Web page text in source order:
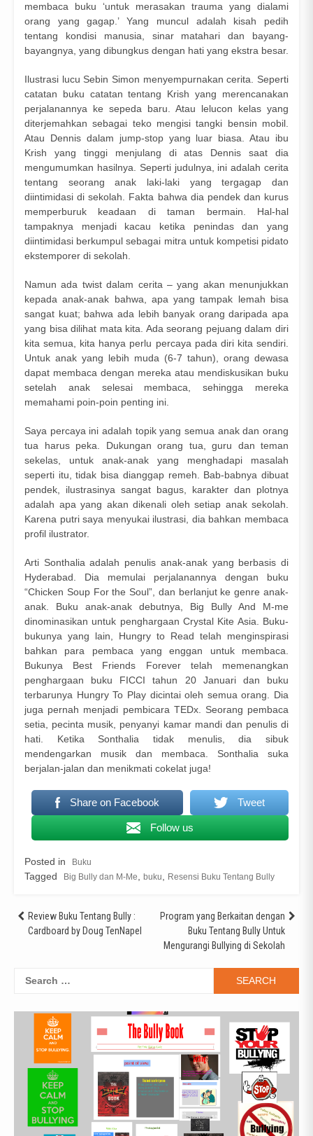
membaca buku ‘untuk merasakan trauma yang dialami
orang yang gagap.’ Yang muncul adalah kisah pedih
tentang kondisi manusia, sinar matahari dan bayang-
bayangnya, yang dibungkus dengan hati yang ekstra besar.
Ilustrasi lucu Sebin Simon menyempurnakan cerita. Seperti
catatan buku catatan tentang Krish yang merencanakan
perjalanannya ke sepeda baru. Atau lelucon kelas yang
diterjemahkan sebagai teko mengisi tangki bensin mobil.
Atau Dennis dalam jump-stop yang luar biasa. Atau ibu
Krish yang tinggi menjulang di atas Dennis saat dia
mengumumkan hasilnya. Seperti judulnya, ini adalah cerita
tentang seorang anak laki-laki yang tergagap dan
diintimidasi di sekolah. Fakta bahwa dia pendek dan kurus
memperburuk keadaan di taman bermain. Hal-hal
tampaknya menjadi kacau ketika penindas dan yang
diintimidasi berkumpul sebagai mitra untuk kompetisi pidato
ekstemporer di sekolah.
Namun ada twist dalam cerita – yang akan menunjukkan
kepada anak-anak bahwa, apa yang tampak lemah bisa
sangat kuat; bahwa ada lebih banyak orang daripada apa
yang bisa dilihat mata kita. Ada seorang pejuang dalam diri
kita semua, kita hanya perlu percaya pada diri kita sendiri.
Untuk anak yang lebih muda (6-7 tahun), orang dewasa
dapat membaca dengan mereka atau mendiskusikan buku
setelah anak selesai membaca, sehingga mereka
memahami poin-poin penting ini.
Saya percaya ini adalah topik yang semua anak dan orang
tua harus peka. Dukungan orang tua, guru dan teman
sekelas, untuk anak-anak yang menghadapi masalah
seperti itu, tidak bisa dianggap remeh. Bab-babnya dibuat
pendek, ilustrasinya sangat bagus, karakter dan plotnya
adalah apa yang akan dikenali oleh setiap anak sekolah.
Karena putri saya menyukai ilustrasi, dia bahkan membaca
profil ilustrator.
Arti Sonthalia adalah penulis anak-anak yang berbasis di
Hyderabad. Dia memulai perjalanannya dengan buku
“Chicken Soup For the Soul”, dan berlanjut ke genre anak-
anak. Buku anak-anak debutnya, Big Bully And M-me
dinominasikan untuk penghargaan Crystal Kite Asia. Buku-
bukunya yang lain, Hungry to Read telah menginspirasi
bahkan para pembaca yang enggan untuk membaca.
Bukunya Best Friends Forever telah memenangkan
penghargaan buku FICCI tahun 20 Januari dan buku
terbarunya Hungry To Play dicintai oleh semua orang. Dia
juga pernah menjadi pembicara TEDx. Seorang pembaca
setia, pecinta musik, penyanyi kamar mandi dan penulis di
hati. Ketika Sonthalia tidak menulis, dia sibuk
mendengarkan musik dan membaca. Sonthalia suka
berjalan-jalan dan menikmati cokelat juga!
Share on Facebook Tweet
Follow us
Posted in Buku
Tagged Big Bully dan M-Me buku Resensi Buku Tentang Bully
Post
Review Buku Tentang Bully :
Cardboard by Doug TenNapel
Program yang Berkaitan dengan
Buku Tentang Bully Untuk
Mengurangi Bullying di Sekolah